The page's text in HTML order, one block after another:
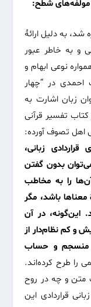
مولفه‌های شطح:
شد، به دلیل ارائۀ
و به خاطر عبور
نوعی ابهام و
احمدی در “چهار
زبان اشارت به
کتاب تفسیر قرآنی
اهل تصوف آورده:
زبانی،
بدون گفتن
را به مخاطب
باشد، مگر
این‌گونه، در آن
و کم نظام‌دار از
منسجم و حساب
را طرح کرده‌اند.
متن و چه در روح
قراردادی این